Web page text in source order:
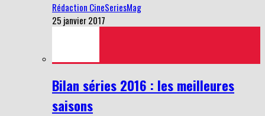
Rédaction CineSeriesMag
25 janvier 2017
Bilan séries 2016 : les meilleures
saisons